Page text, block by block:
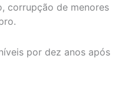
corrupção de menores
por dez anos após